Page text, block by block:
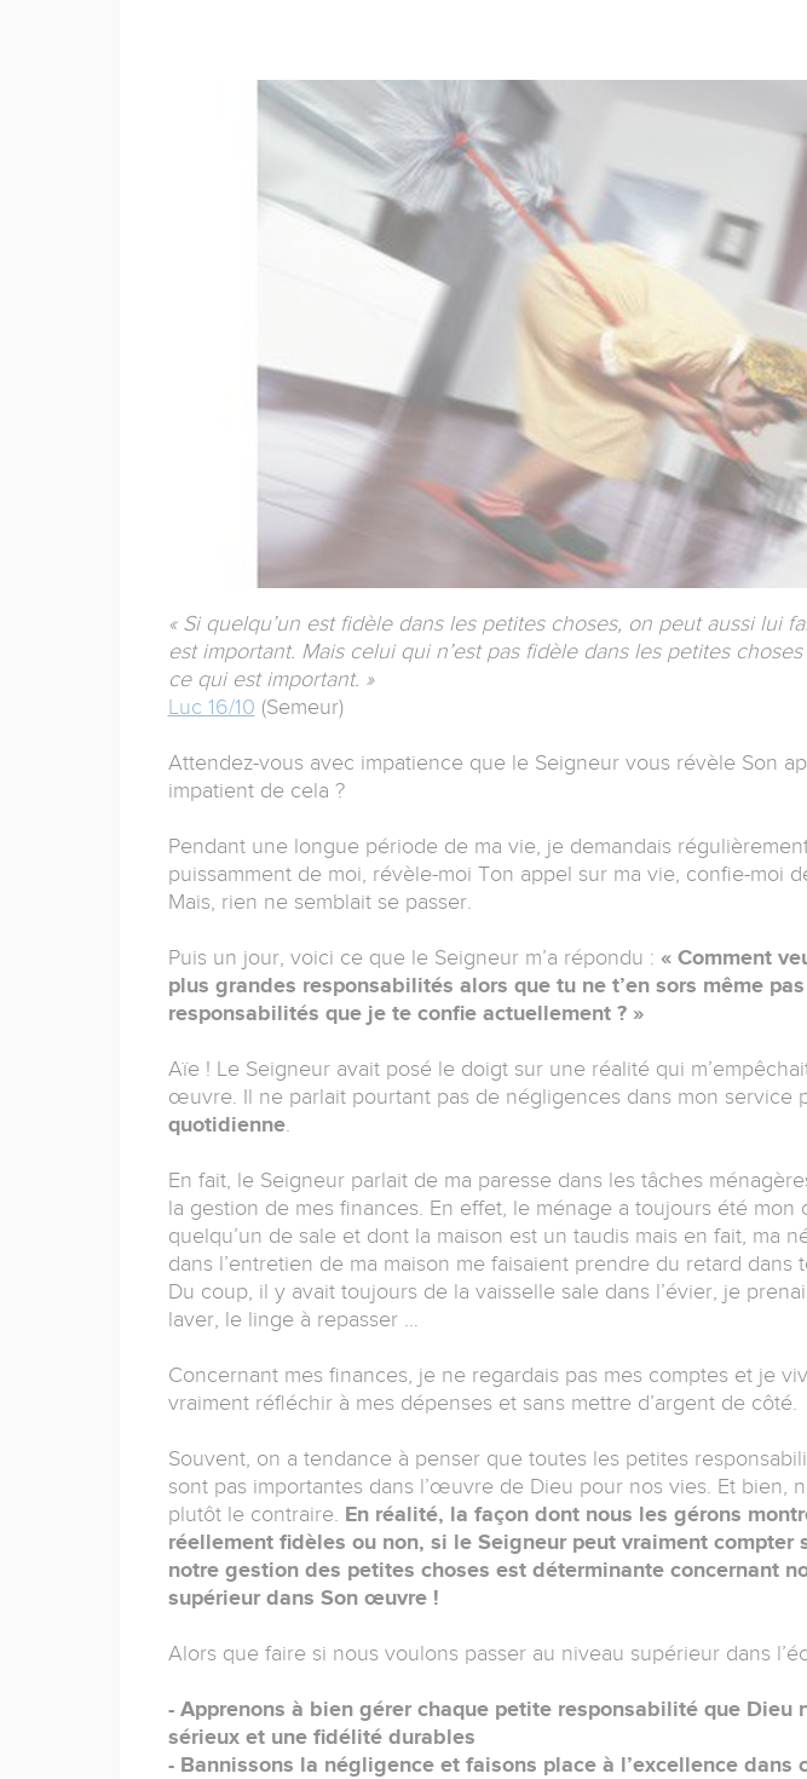
« Si quelqu’un est fidèle dans les petites choses, on peut aussi lui
est important. Mais celui qui n’est pas fidèle dans les petites
ce qui est important. »
Luc 16/10 (Semeur)
Attendez-vous avec impatience que le Seigneur vous révèle Son
impatient de cela ?
Pendant une longue période de ma vie, je demandais
puissamment de moi, révèle-moi Ton appel sur ma vie, confie-moi
Mais, rien ne semblait se passer.
Puis un jour, voici ce que le Seigneur m’a répondu : « Comment
plus grandes responsabilités alors que tu ne t’en sors même
responsabilités que je te confie actuellement ? »
Aïe ! Le Seigneur avait posé le doigt sur une réalité qui
œuvre. Il ne parlait pourtant pas de négligences dans mon service
quotidienne.
En fait, le Seigneur parlait de ma paresse dans les tâches
la gestion de mes finances. En effet, le ménage a toujours été mon
quelqu’un de sale et dont la maison est un taudis mais en fait, ma
dans l’entretien de ma maison me faisaient prendre du retard dans
Du coup, il y avait toujours de la vaisselle sale dans l’évier, je
laver, le linge à repasser …
Concernant mes finances, je ne regardais pas mes comptes et je
vraiment réfléchir à mes dépenses et sans mettre d’argent de côté.
Souvent, on a tendance à penser que toutes les petites
sont pas importantes dans l’œuvre de Dieu pour nos vies. Et bien,
plutôt le contraire. En réalité, la façon dont nous les gérons
réellement fidèles ou non, si le Seigneur peut vraiment compter
notre gestion des petites choses est déterminante concernant
supérieur dans Son œuvre !
Alors que faire si nous voulons passer au niveau supérieur dans
- Apprenons à bien gérer chaque petite responsabilité que Dieu
sérieux et une fidélité durables
- Bannissons la négligence et faisons place à l’excellence dans